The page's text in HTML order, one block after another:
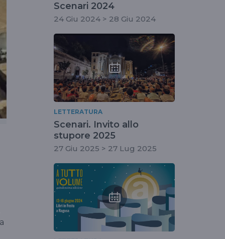
Scenari 2024
24 Giu 2024 > 28 Giu 2024
LETTERATURA
Scenari. Invito allo
stupore 2025
27 Giu 2025 > 27 Lug 2025